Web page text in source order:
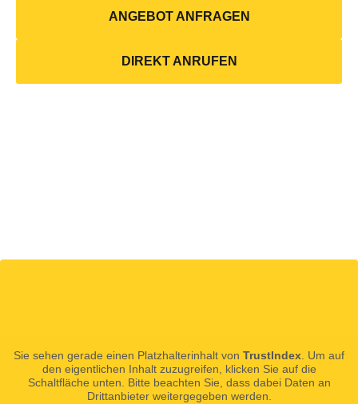
ANGEBOT ANFRAGEN
DIREKT ANRUFEN
Sie sehen gerade einen Platzhalterinhalt von TrustIndex . Um auf
den eigentlichen Inhalt zuzugreifen, klicken Sie auf die
Schaltfläche unten. Bitte beachten Sie, dass dabei Daten an
Drittanbieter weitergegeben werden.